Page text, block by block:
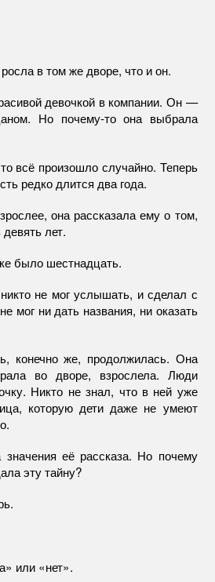
в том же дворе, что и он.
девочкой в компании. Он —
Но почему-то она выбрала
всё произошло случайно. Теперь
редко длится два года.
она рассказала ему о том,
лет.
было шестнадцать.
не мог услышать, и сделал с
мог ни дать названия, ни оказать
конечно же, продолжилась. Она
во дворе, взрослела. Люди
Никто не знал, что в ней уже
которую дети даже не умеют
её рассказа. Но почему
эту тайну?
или «нет».